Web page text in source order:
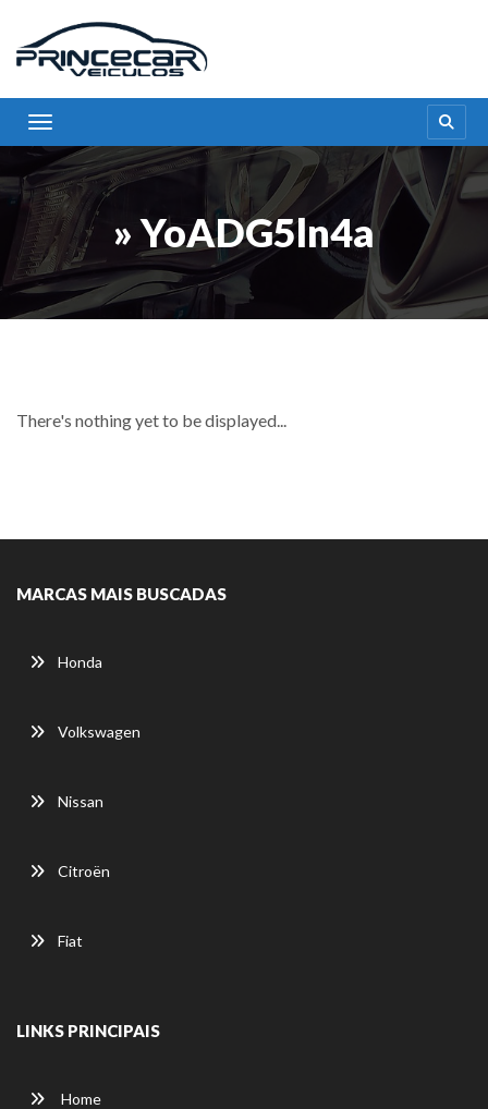
Toggle navigation
» YoADG5ln4a
There's nothing yet to be displayed...
MARCAS MAIS BUSCADAS
Honda
Volkswagen
Nissan
Citroën
Fiat
LINKS PRINCIPAIS
Home